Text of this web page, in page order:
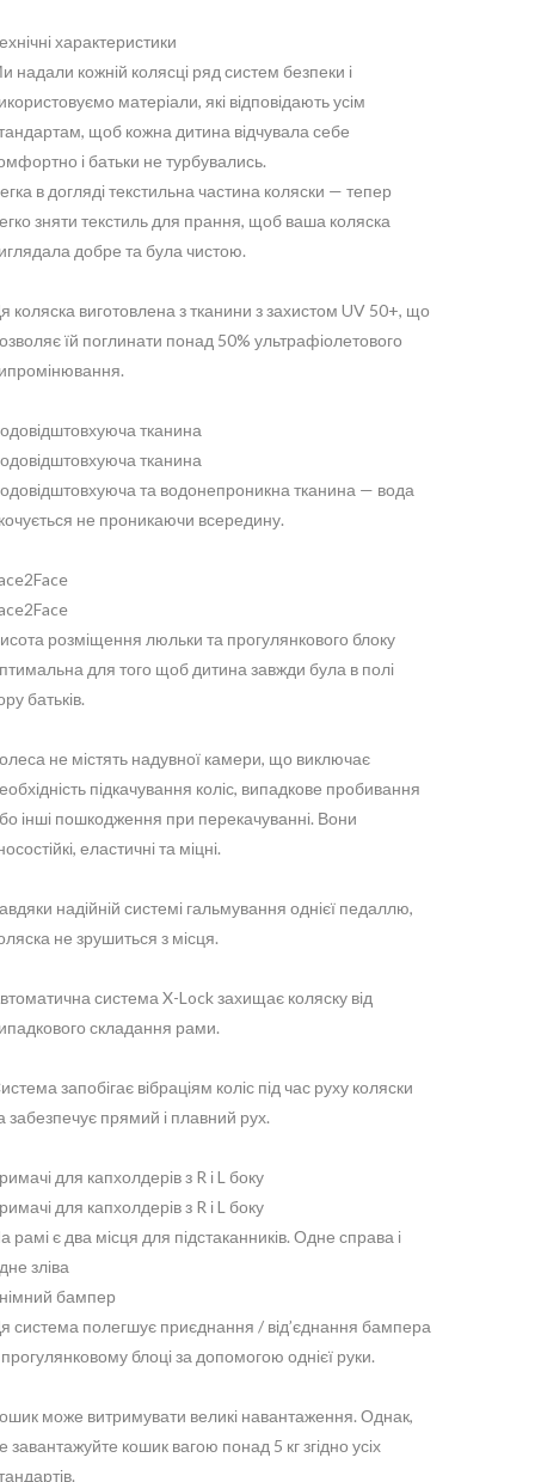
характеристики
надали кожній колясці ряд систем безпеки і
матеріали, які відповідають усім
щоб кожна дитина відчувала себе
і батьки не турбувались.
в догляді текстильна частина коляски — тепер
зняти текстиль для прання, щоб ваша коляска
добре та була чистою.
коляска виготовлена з тканини з захистом UV 50+, що
їй поглинати понад 50% ультрафіолетового
тканина
тканина
та водонепроникна тканина — вода
не проникаючи всередину.
розміщення люльки та прогулянкового блоку
для того щоб дитина завжди була в полі
батьків.
не містять надувної камери, що виключає
підкачування коліс, випадкове пробивання
інші пошкодження при перекачуванні. Вони
еластичні та міцні.
надійній системі гальмування однієї педаллю,
не зрушиться з місця.
система X-Lock захищає коляску від
складання рами.
запобігає вібраціям коліс під час руху коляски
забезпечує прямий і плавний рух.
для капхолдерів з R і L боку
для капхолдерів з R і L боку
рамі є два місця для підстаканників. Одне справа і
зліва
бампер
система полегшує приєднання / від’єднання бампера
прогулянковому блоці за допомогою однієї руки.
може витримувати великі навантаження. Однак,
завантажуйте кошик вагою понад 5 кг згідно усіх